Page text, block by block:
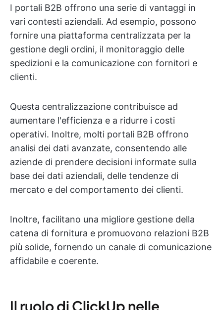
I portali B2B offrono una serie di vantaggi in
vari contesti aziendali. Ad esempio, possono
fornire una piattaforma centralizzata per la
gestione degli ordini, il monitoraggio delle
spedizioni e la comunicazione con fornitori e
clienti.
Questa centralizzazione contribuisce ad
aumentare l'efficienza e a ridurre i costi
operativi. Inoltre, molti portali B2B offrono
analisi dei dati avanzate, consentendo alle
aziende di prendere decisioni informate sulla
base dei dati aziendali, delle tendenze di
mercato e del comportamento dei clienti.
Inoltre, facilitano una migliore gestione della
catena di fornitura e promuovono relazioni B2B
più solide, fornendo un canale di comunicazione
affidabile e coerente.
Il ruolo di ClickUp nelle